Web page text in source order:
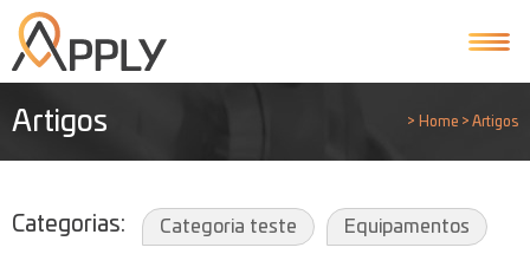
Artigos > Home > Artigos
Categorias Categoria teste Equipamentos